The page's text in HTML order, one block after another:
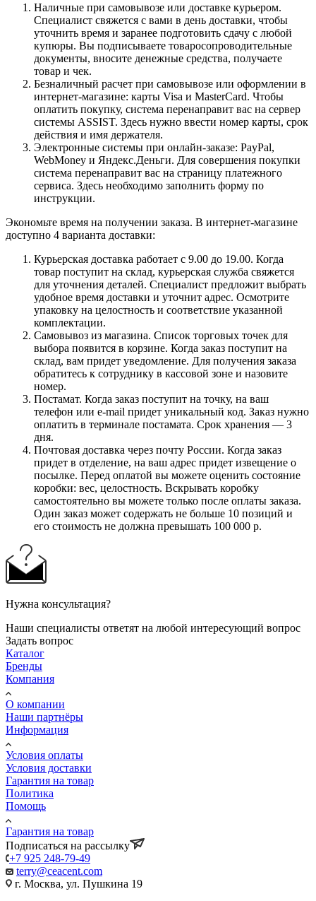
Наличные при самовывозе или доставке курьером.
Специалист свяжется с вами в день доставки, чтобы
уточнить время и заранее подготовить сдачу с любой
купюры. Вы подписываете товаросопроводительные
документы, вносите денежные средства, получаете
товар и чек.
Безналичный расчет при самовывозе или оформлении в
интернет-магазине: карты Visa и MasterCard. Чтобы
оплатить покупку, система перенаправит вас на сервер
системы ASSIST. Здесь нужно ввести номер карты, срок
действия и имя держателя.
Электронные системы при онлайн-заказе: PayPal,
WebMoney и Яндекс.Деньги. Для совершения покупки
система перенаправит вас на страницу платежного
сервиса. Здесь необходимо заполнить форму по
инструкции.
Экономьте время на получении заказа. В интернет-магазине
доступно 4 варианта доставки:
Курьерская доставка работает с 9.00 до 19.00. Когда
товар поступит на склад, курьерская служба свяжется
для уточнения деталей. Специалист предложит выбрать
удобное время доставки и уточнит адрес. Осмотрите
упаковку на целостность и соответствие указанной
комплектации.
Самовывоз из магазина. Список торговых точек для
выбора появится в корзине. Когда заказ поступит на
склад, вам придет уведомление. Для получения заказа
обратитесь к сотруднику в кассовой зоне и назовите
номер.
Постамат. Когда заказ поступит на точку, на ваш
телефон или e-mail придет уникальный код. Заказ нужно
оплатить в терминале постамата. Срок хранения — 3
дня.
Почтовая доставка через почту России. Когда заказ
придет в отделение, на ваш адрес придет извещение о
посылке. Перед оплатой вы можете оценить состояние
коробки: вес, целостность. Вскрывать коробку
самостоятельно вы можете только после оплаты заказа.
Один заказ может содержать не больше 10 позиций и
его стоимость не должна превышать 100 000 р.
Нужна консультация?
Наши специалисты ответят на любой интересующий вопрос
Задать вопрос
Каталог
Бренды
Компания
О компании
Наши партнёры
Информация
Условия оплаты
Условия доставки
Гарантия на товар
Политика
Помощь
Гарантия на товар
Подписаться на рассылку
+7 925 248-79-49
terry@ceacent.com
г. Москва, ул. Пушкина 19